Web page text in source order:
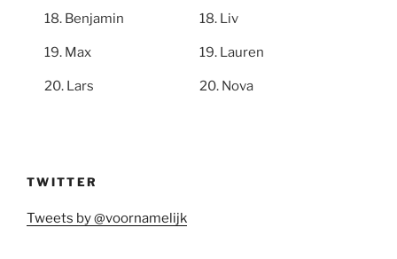
Benjamin
Max
Lars
Liv
Lauren
Nova
TWITTER
Tweets by @voornamelijk